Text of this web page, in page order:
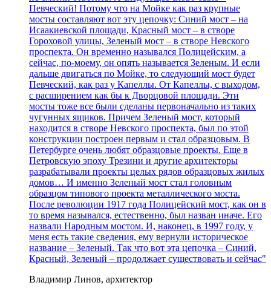
Певческий! Потому что на Мойке как раз крупные
мосты составляют вот эту цепочку: Синий мост – на
Исаакиевской площади, Красный мост – в створе
Гороховой улицы, Зеленый мост – в створе Невского
проспекта. Он временно назывался Полицейским, а
сейчас, по-моему, он опять называется Зеленым. И если
дальше двигаться по Мойке, то следующий мост будет
Певческий, как раз у Капеллы. От Капеллы, с выходом,
с расширением как бы к Дворцовой площади. Эти
мосты тоже все были сделаны первоначально из таких
чугунных ящиков. Причем Зеленый мост, который
находится в створе Невского проспекта, был по этой
конструкции построен первым и стал образцовым. В
Петербурге очень любят образцовые проекты. Еще в
Петровскую эпоху Трезини и другие архитекторы
разрабатывали проекты целых рядов образцовых жилых
домов… И именно Зеленый мост стал головным
образцом типового проекта металлического моста.
После революции 1917 года Полицейский мост, как он в
то время назывался, естественно, был назван иначе. Его
назвали Народным мостом. И, наконец, в 1997 году, у
меня есть такие сведения, ему вернули историческое
название – Зеленый. Так что вот эта цепочка – Синий,
Красный, Зеленый – продолжает существовать и сейчас"
Владимир Линов, архитектор